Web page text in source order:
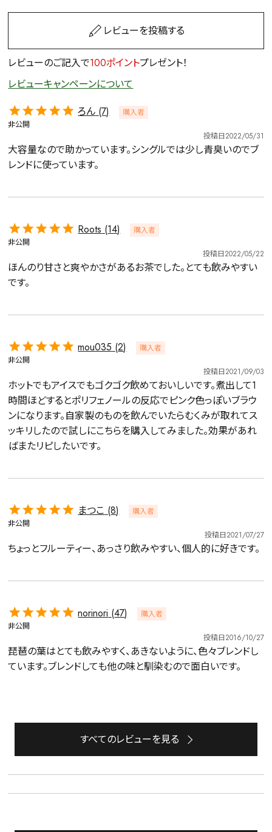
キーワードで探す
水出しお試しルイボスカモミール仙鶴草深蒸し茶業務用大容量
レビューを投稿する
レビューのご記入で100ポイントプレゼント！
レビューキャンペーンについて
ろん 7
購入者
非公開
投稿日2022/05/31
大容量なので助かっています。シングルでは少し青臭いのでブ
レンドに使っています。
Roots 14
購入者
非公開
投稿日2022/05/22
ほんのり甘さと爽やかさがあるお茶でした。とても飲みやすい
です。
mou035 2
購入者
非公開
投稿日2021/09/03
ホットでもアイスでもゴクゴク飲めておいしいです。煮出して1
時間ほどするとポリフェノールの反応でピンク色っぽいブラウ
ンになります。自家製のものを飲んでいたらむくみが取れてス
ッキリしたので試しにこちらを購入してみました。効果があれ
ばまたリピしたいです。
まつこ 8
購入者
非公開
投稿日2021/07/27
ちょっとフルーティー、あっさり飲みやすい、個人的に好きです。
norinori 47
購入者
非公開
投稿日2016/10/27
琵琶の葉はとても飲みやすく、あきないように、色々ブレンドし
ています。ブレンドしても他の味と馴染むので面白いです。
すべてのレビューを見る